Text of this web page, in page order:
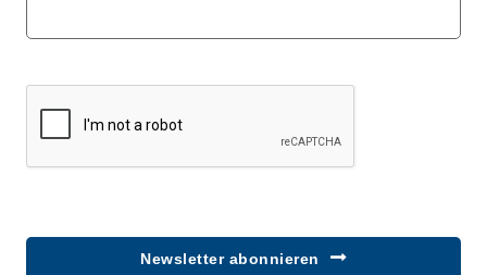
Newsletter abonnieren